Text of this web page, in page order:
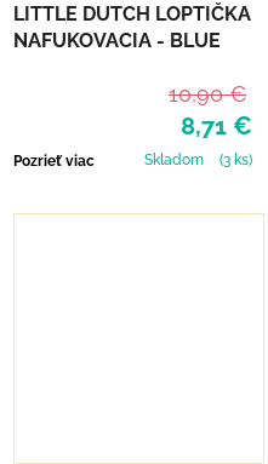
LITTLE DUTCH LOPTIČKA
NAFUKOVACIA - BLUE
8,71 €
10,90 €
Pozrieť viac Skladom (3 ks)